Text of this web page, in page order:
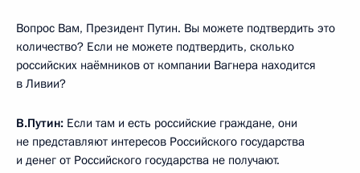
Вопрос Вам, Президент Путин. Вы можете подтвердить это
количество? Если не можете подтвердить, сколько
российских наёмников от компании Вагнера находится
в Ливии?
В.Путин: Если там и есть российские граждане, они
не представляют интересов Российского государства
и денег от Российского государства не получают.